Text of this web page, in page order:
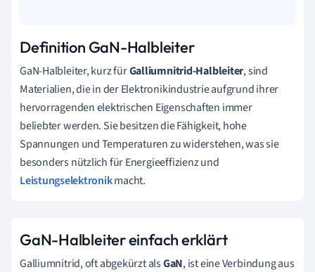
Definition GaN-Halbleiter
GaN-Halbleiter, kurz fürGalliumnitrid-Halbleiter, sind
Materialien, die in der Elektronikindustrie aufgrund ihrer
hervorragenden elektrischen Eigenschaften immer
beliebter werden. Sie besitzen die Fähigkeit, hohe
Spannungen und Temperaturen zu widerstehen, was sie
besonders nützlich für Energieeffizienz und
Leistungselektronikmacht.
GaN-Halbleiter einfach erklärt
Galliumnitrid, oft abgekürzt alsGaN, ist eine Verbindung aus